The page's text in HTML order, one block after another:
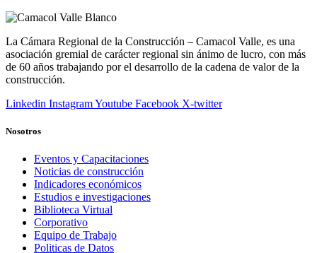
La Cámara Regional de la Construcción – Camacol Valle, es una
asociación gremial de carácter regional sin ánimo de lucro, con más
de 60 años trabajando por el desarrollo de la cadena de valor de la
construcción.
Linkedin InstagramYoutube Facebook X-twitter
Nosotros
Eventos y Capacitaciones
Noticias de construcción
Indicadores económicos
Estudios e investigaciones
Biblioteca Virtual
Corporativo
Equipo de Trabajo
Politicas de Datos